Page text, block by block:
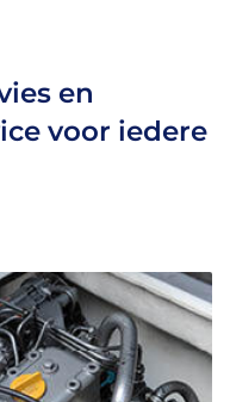
en
voor iedere